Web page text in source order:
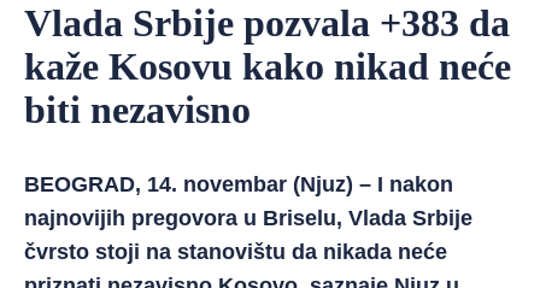
Vlada Srbije pozvala +383 da
kaže Kosovu kako nikad neće
biti nezavisno
BEOGRAD, 14. novembar (Njuz) – I nakon
najnovijih pregovora u Briselu, Vlada Srbije
čvrsto stoji na stanovištu da nikada neće